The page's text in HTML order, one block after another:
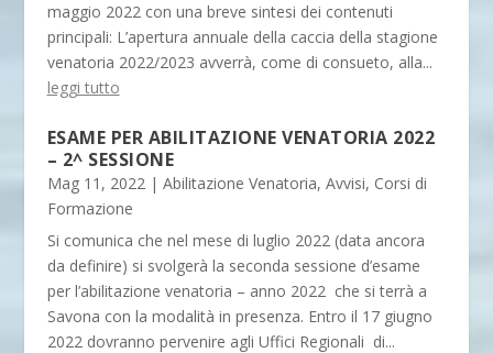
maggio 2022 con una breve sintesi dei contenuti
principali: L’apertura annuale della caccia della stagione
venatoria 2022/2023 avverrà, come di consueto, alla...
leggi tutto
ESAME PER ABILITAZIONE VENATORIA 2022
– 2^ SESSIONE
Mag 11, 2022| Abilitazione Venatoria, Avvisi, Corsi di
Formazione
Si comunica che nel mese di luglio 2022 (data ancora
da definire) si svolgerà la seconda sessione d’esame
per l’abilitazione venatoria – anno 2022 che si terrà a
Savona con la modalità in presenza. Entro il 17 giugno
2022 dovranno pervenire agli Uffici Regionali di...